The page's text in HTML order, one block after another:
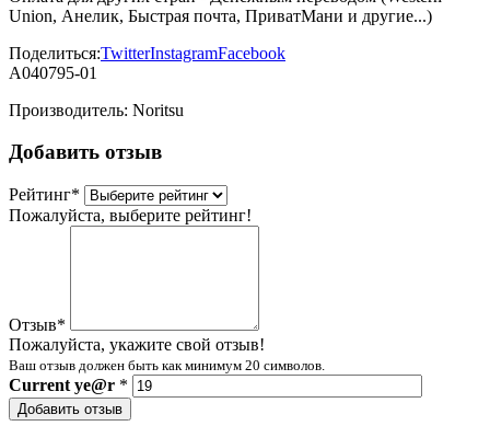
Union, Анелик, Быстрая почта, ПриватМани и другие...)
Поделиться:TwitterInstagramFacebook
A040795-01
Производитель: Noritsu
Добавить отзыв
Рейтинг*
Пожалуйста, выберите рейтинг!
Отзыв*
Пожалуйста, укажите свой отзыв!
Ваш отзыв должен быть как минимум 20 символов.
Current ye@r *
Добавить отзыв